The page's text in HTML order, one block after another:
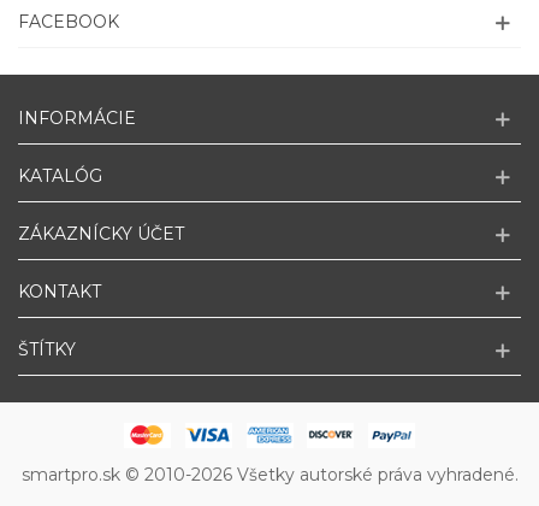
FACEBOOK
INFORMÁCIE
KATALÓG
ZÁKAZNÍCKY ÚČET
KONTAKT
ŠTÍTKY
smartpro.sk © 2010-2026 Všetky autorské práva vyhradené.